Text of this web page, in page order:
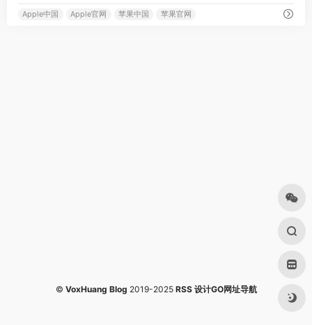
Apple中国 Apple官网 苹果中国 苹果官网
© VoxHuang Blog 2019-2025 RSS 设计GO网址导航